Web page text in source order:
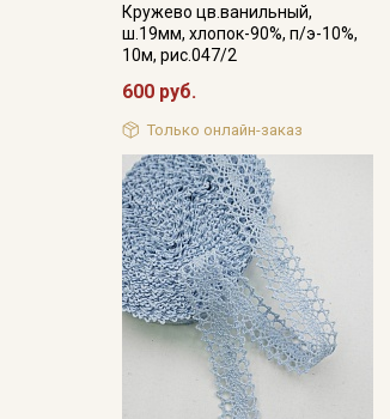
Кружево цв.ванильный,
ш.19мм, хлопок-90%, п/э-10%,
10м, рис.047/2
600 руб.
Только онлайн-заказ